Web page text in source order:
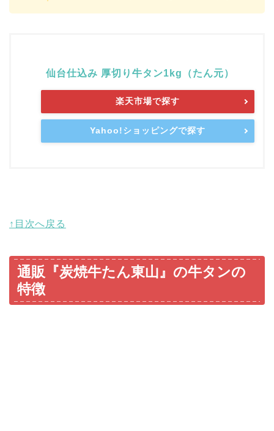
仙台仕込み 厚切り牛タン1kg（たん元）
楽天市場で探す
Yahoo!ショッピングで探す
↑目次へ戻る
通販『炭焼牛たん東山』の牛タンの
特徴